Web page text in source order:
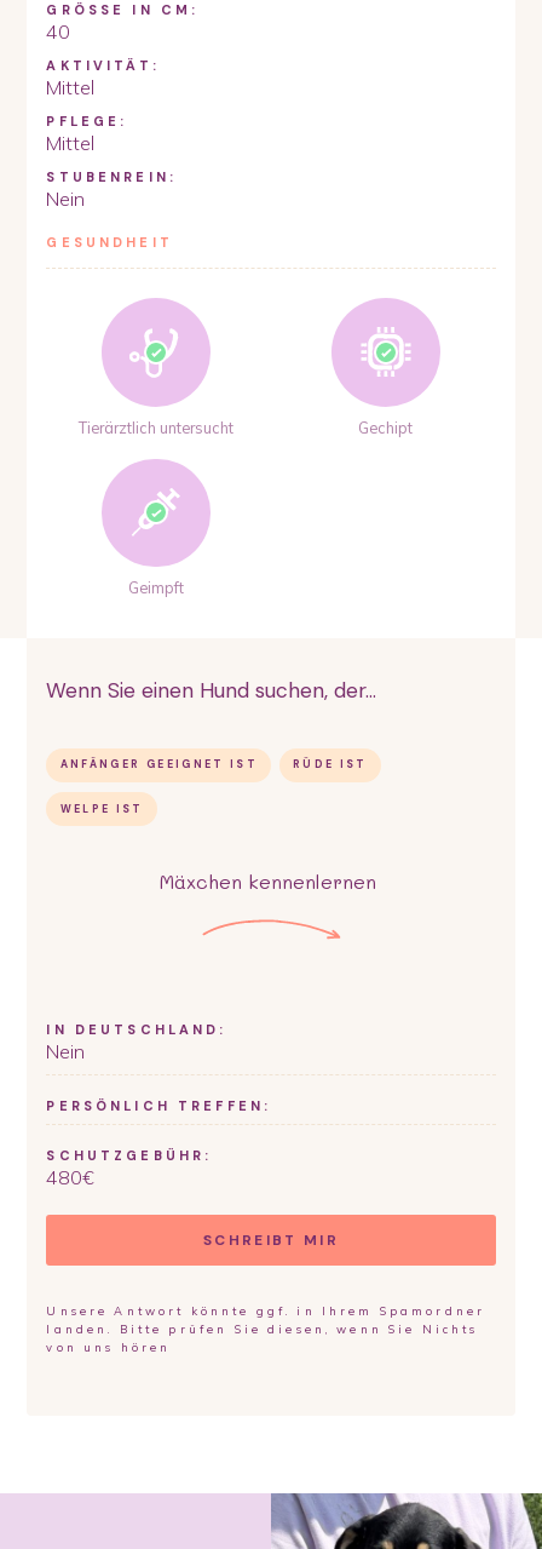
GRÖSSE IN CM:
40
AKTIVITÄT:
Mittel
PFLEGE:
Mittel
STUBENREIN:
Nein
GESUNDHEIT
Tierärztlich untersucht Gechipt
Geimpft
Wenn Sie einen Hund suchen, der...
ANFÄNGER GEEIGNET IST RÜDE IST
WELPE IST
Mäxchen kennenlernen
IN DEUTSCHLAND:
Nein
PERSÖNLICH TREFFEN:
SCHUTZGEBÜHR:
480€
SCHREIBT MIR
Unsere Antwort könnte ggf. in Ihrem Spamordner
landen. Bitte prüfen Sie diesen, wenn Sie Nichts
von uns hören